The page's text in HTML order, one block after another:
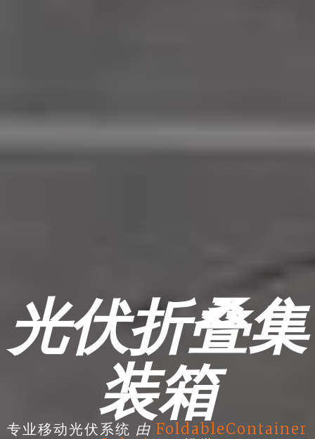
光伏折叠集
装箱
专业移动光伏系统 由 FoldableContainer